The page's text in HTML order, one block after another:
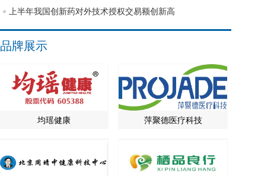
上半年我国创新药对外技术授权交易额创新高
品牌展示
均瑶健康 萍聚德医疗科技